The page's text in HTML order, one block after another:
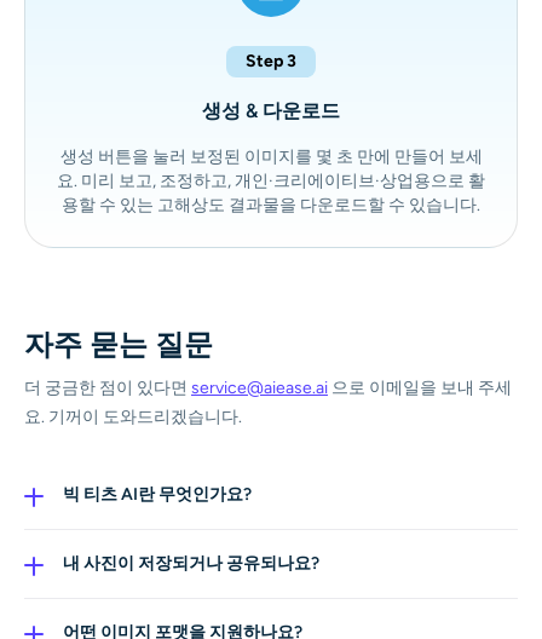
Step 3
생성 & 다운로드
생성 버튼을 눌러 보정된 이미지를 몇 초 만에 만들어 보세
요. 미리 보고, 조정하고, 개인·크리에이티브·상업용으로 활
용할 수 있는 고해상도 결과물을 다운로드할 수 있습니다.
자주 묻는 질문
더 궁금한 점이 있다면 service@aiease.ai 으로 이메일을 보내 주세
요. 기꺼이 도와드리겠습니다.
빅 티츠 AI란 무엇인가요?
이미지에서 가슴 크기와 몸의 곡선을 시각적으로 조정하는
내 사진이 저장되거나 공유되나요?
업로드를 저장, 재사용, 공유하지 않습니다. 파일은 처리 후
어떤 이미지 포맷을 지원하나요?